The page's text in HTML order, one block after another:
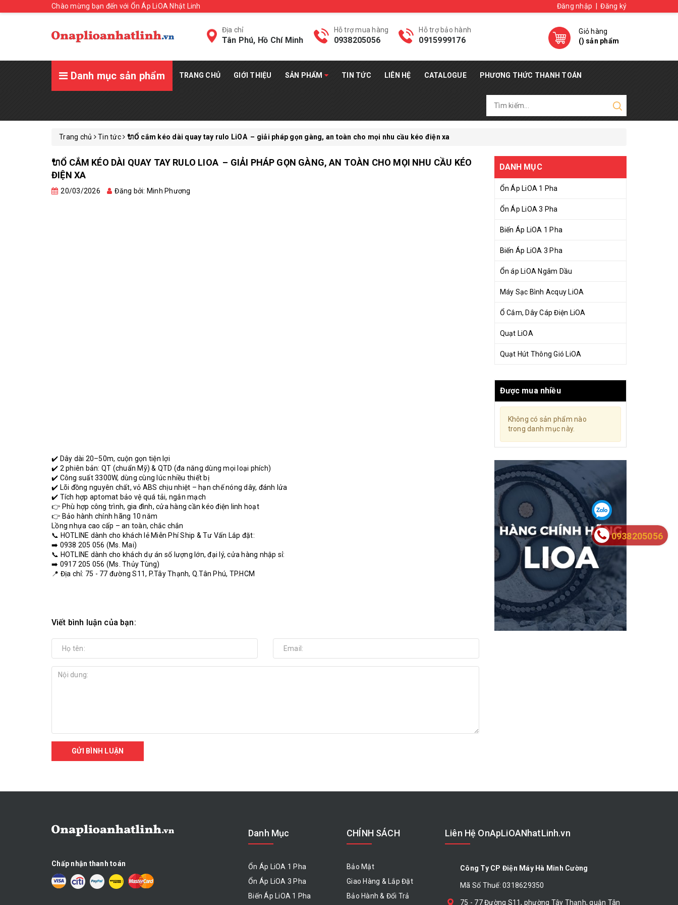
Chào mừng bạn đến với Ổn Áp LiOA Nhật Linh Đăng nhập Đăng ký
Địa chỉ
Tân Phú, Hồ Chí Minh
Hỗ trợ mua hàng
0938205056
Hỗ trợ bảo hành
0915999176
Giỏ hàng
() sản phẩm
Danh mục sản phẩm TRANG CHỦ GIỚI THIỆU SẢN PHẨM TIN TỨC LIÊN HỆ CATALOGUE PHƯƠNG THỨC THANH TOÁN
Trang chủ Tin tức 🔌Ổ cắm kéo dài quay tay rulo LiOA – giải pháp gọn gàng, an toàn cho mọi nhu cầu kéo điện xa
🔌Ổ CẮM KÉO DÀI QUAY TAY RULO LIOA – GIẢI PHÁP GỌN GÀNG, AN TOÀN CHO MỌI NHU CẦU KÉO
ĐIỆN XA
20/03/2026 Đăng bởi: Minh Phương
✔️ Dây dài 20–50m, cuộn gọn tiện lợi
✔️ 2 phiên bản: QT (chuẩn Mỹ) & QTD (đa năng dùng mọi loại phích)
✔️ Công suất 3300W, dùng cùng lúc nhiều thiết bị
✔️ Lõi đồng nguyên chất, vỏ ABS chịu nhiệt – hạn chế nóng dây, đánh lửa
✔️ Tích hợp aptomat bảo vệ quá tải, ngắn mạch
👉 Phù hợp công trình, gia đình, cửa hàng cần kéo điện linh hoạt
👉 Bảo hành chính hãng 10 năm
Lồng nhựa cao cấp – an toàn, chắc chắn
📞 HOTLINE dành cho khách lẻ Miễn Phí Ship & Tư Vấn Lắp đặt:
➡️ 0938 205 056 (Ms. Mai)
📞 HOTLINE dành cho khách dự án số lượng lớn, đại lý, cửa hàng nhập sỉ:
➡️ 0917 205 056 (Ms. Thủy Tùng)
📍 Địa chỉ: 75 - 77 đường S11, P.Tây Thạnh, Q.Tân Phú, TP.HCM
Viết bình luận của bạn:
GỬI BÌNH LUẬN
DANH MỤC
Ổn Áp LiOA 1 Pha
Ổn Áp LiOA 3 Pha
Biến Áp LiOA 1 Pha
Biến Áp LiOA 3 Pha
Ổn áp LiOA Ngâm Dầu
Máy Sạc Bình Acquy LiOA
Ổ Cắm, Dây Cáp Điện LiOA
Quạt LiOA
Quạt Hút Thông Gió LiOA
Được mua nhiều
Không có sản phẩm nào
trong danh mục này.
Chấp nhận thanh toán
Danh Mục
Ổn Áp LiOA 1 Pha
Ổn Áp LiOA 3 Pha
Biến Áp LiOA 1 Pha
CHÍNH SÁCH
Bảo Mật
Giao Hàng & Lắp Đặt
Bảo Hành & Đổi Trả
Liên Hệ OnApLiOANhatLinh.vn
Công Ty CP Điện Máy Hà Minh Cường
Mã Số Thuế: 0318629350
75 - 77 Đường S11, phường Tây Thạnh, quận Tân
0938205056